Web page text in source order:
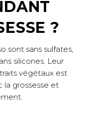
?
sont sans sulfates,
silicones. Leur
végétaux est
la grossesse et